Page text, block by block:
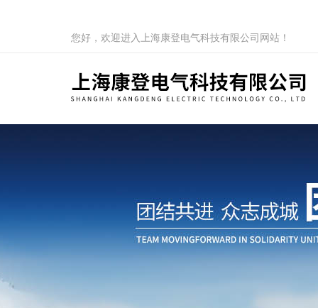
您好，欢迎进入上海康登电气科技有限公司网站！